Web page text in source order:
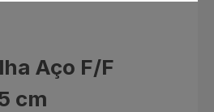
Aço F/F
cm